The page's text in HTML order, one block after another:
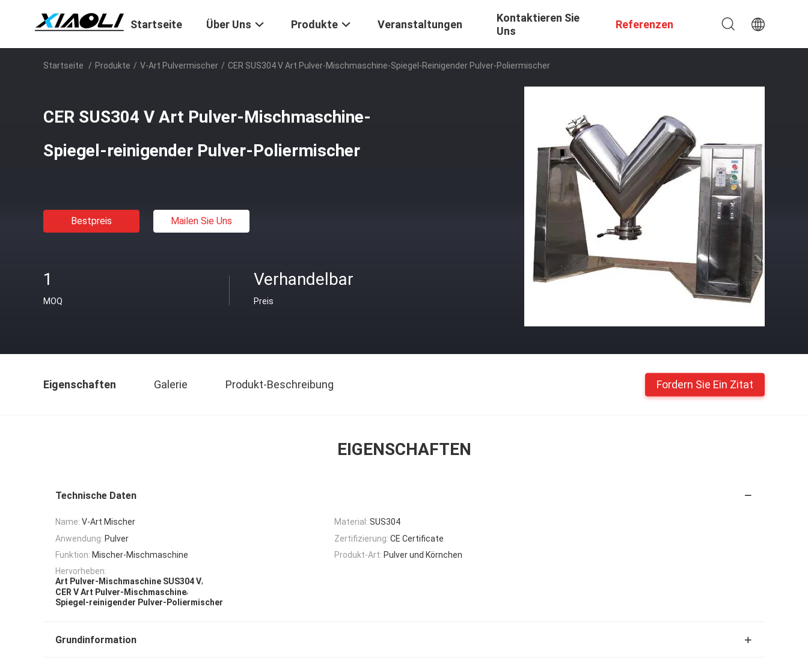
Startseite Über Uns Produkte Veranstaltungen
Kontaktieren Sie
Uns
Referenzen
Startseite / Produkte / V-Art Pulvermischer / CER SUS304 V Art Pulver-Mischmaschine-Spiegel-Reinigender Pulver-Poliermischer
CER SUS304 V Art Pulver-Mischmaschine-
Spiegel-reinigender Pulver-Poliermischer
Bestpreis Mailen Sie Uns
1
MOQ
Verhandelbar
Preis
Eigenschaften Galerie Produkt-Beschreibung Fordern Sie Ein Zitat
EIGENSCHAFTEN
Technische Daten
Name: V-Art Mischer Material: SUS304
Anwendung: Pulver Zertifizierung: CE Certificate
Funktion: Mischer-Mischmaschine Produkt-Art: Pulver und Körnchen
Hervorheben:
Art Pulver-Mischmaschine SUS304 V,
CER V Art Pulver-Mischmaschine,
Spiegel-reinigender Pulver-Poliermischer
Grundinformation